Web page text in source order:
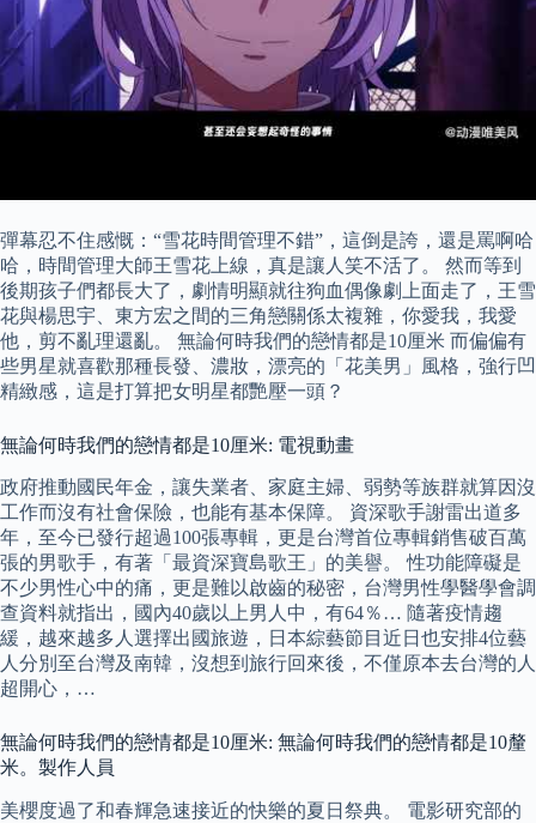
彈幕忍不住感慨：“雪花時間管理不錯”，這倒是誇，還是罵啊哈
哈，時間管理大師王雪花上線，真是讓人笑不活了。 然而等到
後期孩子們都長大了，劇情明顯就往狗血偶像劇上面走了，王雪
花與楊思宇、東方宏之間的三角戀關係太複雜，你愛我，我愛
他，剪不亂理還亂。 無論何時我們的戀情都是10厘米 而偏偏有
些男星就喜歡那種長發、濃妝，漂亮的「花美男」風格，強行凹
精緻感，這是打算把女明星都艷壓一頭？
無論何時我們的戀情都是10厘米: 電視動畫
政府推動國民年金，讓失業者、家庭主婦、弱勢等族群就算因沒
工作而沒有社會保險，也能有基本保障。 資深歌手謝雷出道多
年，至今已發行超過100張專輯，更是台灣首位專輯銷售破百萬
張的男歌手，有著「最資深寶島歌王」的美譽。 性功能障礙是
不少男性心中的痛，更是難以啟齒的秘密，台灣男性學醫學會調
查資料就指出，國內40歲以上男人中，有64％… 隨著疫情趨
緩，越來越多人選擇出國旅遊，日本綜藝節目近日也安排4位藝
人分別至台灣及南韓，沒想到旅行回來後，不僅原本去台灣的人
超開心，…
無論何時我們的戀情都是10厘米: 無論何時我們的戀情都是10釐
米。製作人員
美櫻度過了和春輝急速接近的快樂的夏日祭典。 電影研究部的